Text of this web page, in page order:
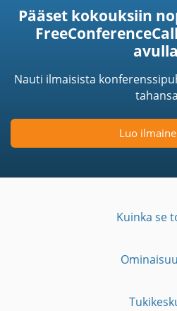
Pääset kokouksiin
Nauti ilmaisista
Luo
Kuinka se